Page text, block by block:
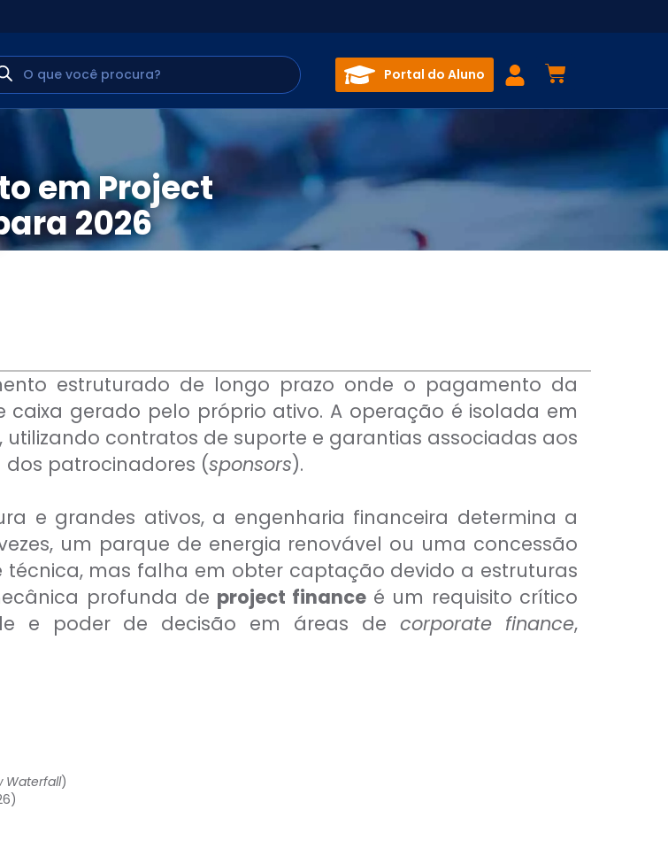
Portal do Aluno
em Project
2026
estruturado de longo prazo onde o pagamento da
gerado pelo próprio ativo. A operação é isolada em
utilizando contratos de suporte e garantias associadas aos
patrocinadores (sponsors).
e grandes ativos, a engenharia financeira determina a
um parque de energia renovável ou uma concessão
mas falha em obter captação devido a estruturas
profunda de project financeé um requisito crítico
e poder de decisão em áreas decorporate finance,
Waterfall)